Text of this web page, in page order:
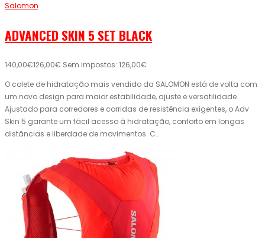
Salomon
ADVANCED SKIN 5 SET BLACK
140,00€126,00€ Sem impostos: 126,00€
O colete de hidratação mais vendido da SALOMON está de volta com
um novo design para maior estabilidade, ajuste e versatilidade.
Ajustado para corredores e corridas de resistência exigentes, o Adv
Skin 5 garante um fácil acesso à hidratação, conforto em longas
distâncias e liberdade de movimentos. C..